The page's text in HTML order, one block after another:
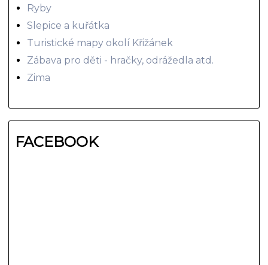
Ryby
Slepice a kuřátka
Turistické mapy okolí Křižánek
Zábava pro děti - hračky, odrážedla atd.
Zima
FACEBOOK